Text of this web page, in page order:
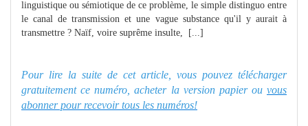
linguistique ou sémiotique de ce problème, le simple distinguo entre
le canal de transmission et une vague substance qu'il y aurait à
transmettre ? Naïf, voire suprême insulte, [...]
Pour lire la suite de cet article, vous pouvez télécharger
gratuitement ce numéro, acheter la version papier ou vous
abonner pour recevoir tous les numéros!